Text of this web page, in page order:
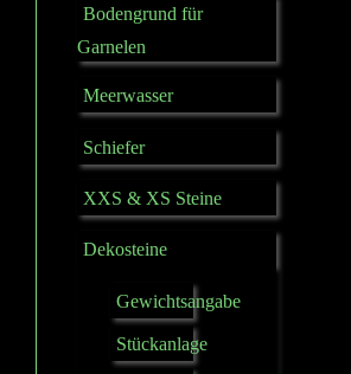
Bodengrund für
Garnelen
Meerwasser
Schiefer
XXS & XS Steine
Dekosteine
Gewichtsangabe
Stückanlage